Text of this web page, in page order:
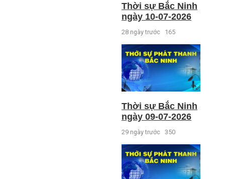
Thời sự Bắc Ninh
ngày 10-07-2026
28 ngày trước 165
Thời sự Bắc Ninh
ngày 09-07-2026
29 ngày trước 350